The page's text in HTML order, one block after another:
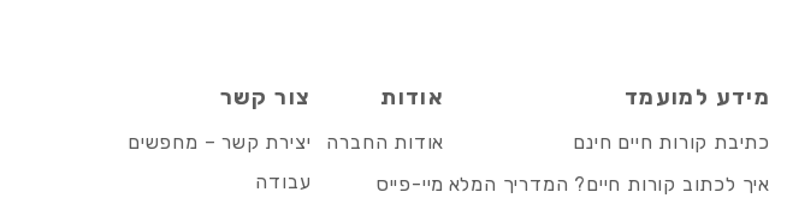
מידע למועמד
כתיבת קורות חיים חינם
איך לכתוב קורות חיים? המדריך המלא
אודות
אודות החברה
מיי-פייס
צור קשר
יצירת קשר – מחפשים
עבודה